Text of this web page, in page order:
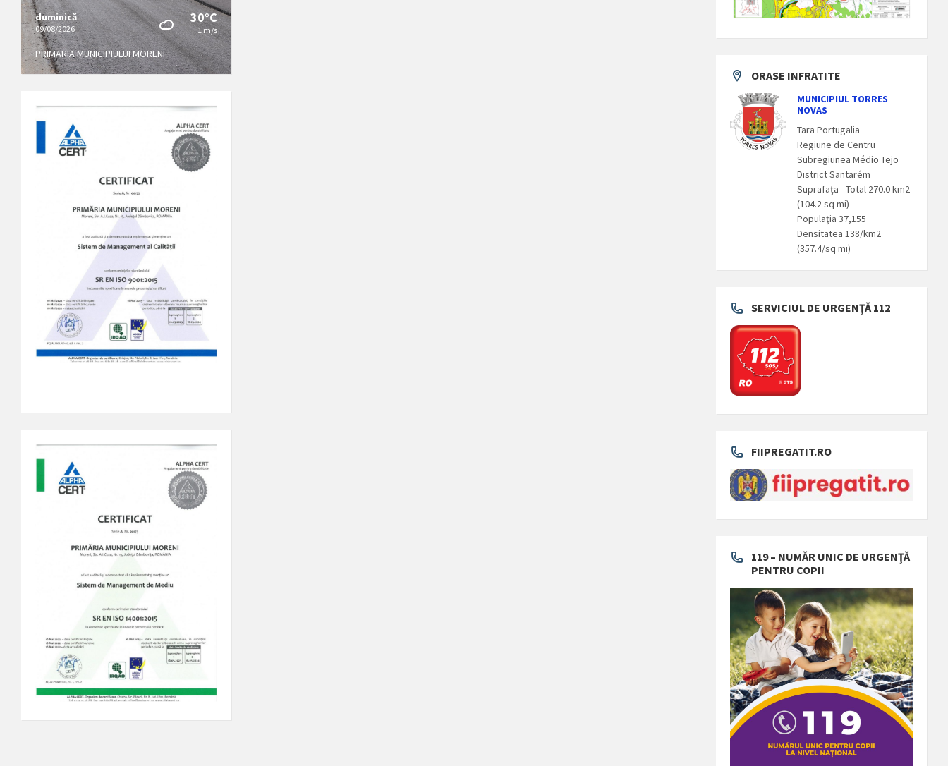
duminică
09/08/2026
30°C
1 m/s
PRIMARIA MUNICIPIULUI MORENI
ORASE INFRATITE
MUNICIPIUL TORRES
NOVAS
Tara Portugalia
Regiune de Centru
Subregiunea Médio Tejo
District Santarém
Suprafaţa - Total 270.0 km2
(104.2 sq mi)
Populaţia 37,155
Densitatea 138/km2
(357.4/sq mi)
SERVICIUL DE URGENȚĂ 112
FIIPREGATIT.RO
119 – NUMĂR UNIC DE URGENȚĂ
PENTRU COPII